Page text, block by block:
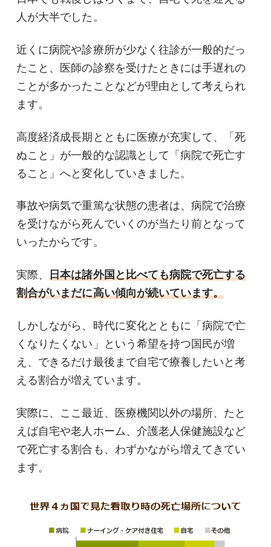
人が大半でした。
近くに病院や診療所が少なく往診が一般的だっ
たこと、医師の診察を受けたときには手遅れの
ことが多かったことなどが理由として考えられ
ます。
高度経済成長期とともに医療が充実して、「死
ぬこと」が一般的な認識として「病院で死亡す
ること」へと変化していきました。
事故や病気で重篤な状態の患者は、病院で治療
を受けながら死んでいくのが当たり前となって
いったからです。
実際、日本は諸外国と比べても病院で死亡する
割合がいまだに高い傾向が続いています。
しかしながら、時代に変化とともに「病院で亡
くなりたくない」という希望を持つ国民が増
え、できるだけ最後まで自宅で療養したいと考
える割合が増えています。
実際に、ここ最近、医療機関以外の場所、たと
えば自宅や老人ホーム、介護老人保健施設など
で死亡する割合も、わずかながら増えてきてい
ます。